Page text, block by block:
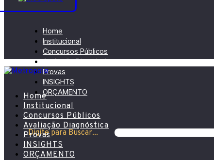
Home
Institucional
Concursos Públicos
Avaliação Diagnóstica
Provas
INSIGHTS
ORÇAMENTO
Digite para Buscar...
Home
Institucional
Concursos Públicos
Avaliação Diagnóstica
Provas
INSIGHTS
ORÇAMENTO